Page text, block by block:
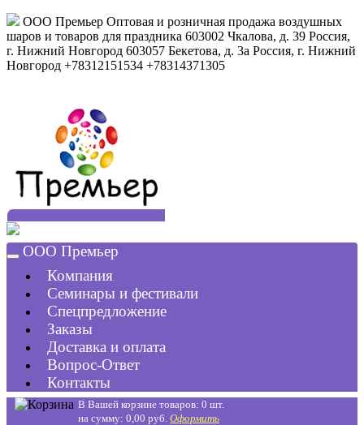
ООО Премьер Оптовая и розничная продажа воздушных
шаров и товаров для праздника 603002 Чкалова, д. 39 Россия,
г. Нижний Новгород 603057 Бекетова, д. 3а Россия, г. Нижний
Новгород +78312151534 +78314371305
ООО Премьер
Компания
Семинары и фестивали
Спецпредложение
Заказы
Доставка и оплата
Вопрос-Ответ
Контакты
В Вашей корзине товаров: 0 шт.
на сумму: 0,00 руб. Оформить